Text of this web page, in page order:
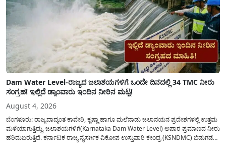
Dam Water Level-ರಾಜ್ಯದ ಜಲಾಶಯಗಳಿಗೆ ಒಂದೇ ದಿನದಲ್ಲಿ 34 TMC ನೀರು
ಸಂಗ್ರಹ! ಇಲ್ಲಿದೆ ಡ್ಯಾಂವಾರು ಇಂದಿನ ನೀರಿನ ಮಟ್ಟ!
August 4, 2026
ಬೆಂಗಳೂರು: ರಾಜ್ಯದಾದ್ಯಂತ ಕಾವೇರಿ, ಕೃಷ್ಣಾ ಹಾಗೂ ಮಲೆನಾಡು ಜಲಾನಯನ ಪ್ರದೇಶಗಳಲ್ಲಿ ಉತ್ತಮ
ಮಳೆಯಾಗುತ್ತಿದ್ದು, ಜಲಾಶಯಗಳಿಗೆ(Karnataka Dam Water Level) ಅಪಾರ ಪ್ರಮಾಣದ ನೀರು
ಹರಿದುಬರುತ್ತಿದೆ. ಕರ್ನಾಟಕ ರಾಜ್ಯ ನೈಸರ್ಗಿಕ ವಿಕೋಪ ಉಸ್ತುವಾರಿ ಕೇಂದ್ರ (KSNDMC) ಬಿಡುಗಡೆ